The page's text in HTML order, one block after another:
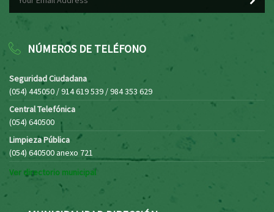
NÚMEROS DE TELÉFONO
Seguridad Ciudadana
(054) 445050 / 914 619 539 / 984 353 629
Central Telefónica
(054) 640500
Limpieza Pública
(054) 640500 anexo 721
Ver directorio municipal